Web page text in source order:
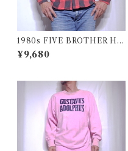
1980s FIVE BROTHER He
avy Flannel Shirt / ブロック
チェック バッファロー ヘビー
¥9,680